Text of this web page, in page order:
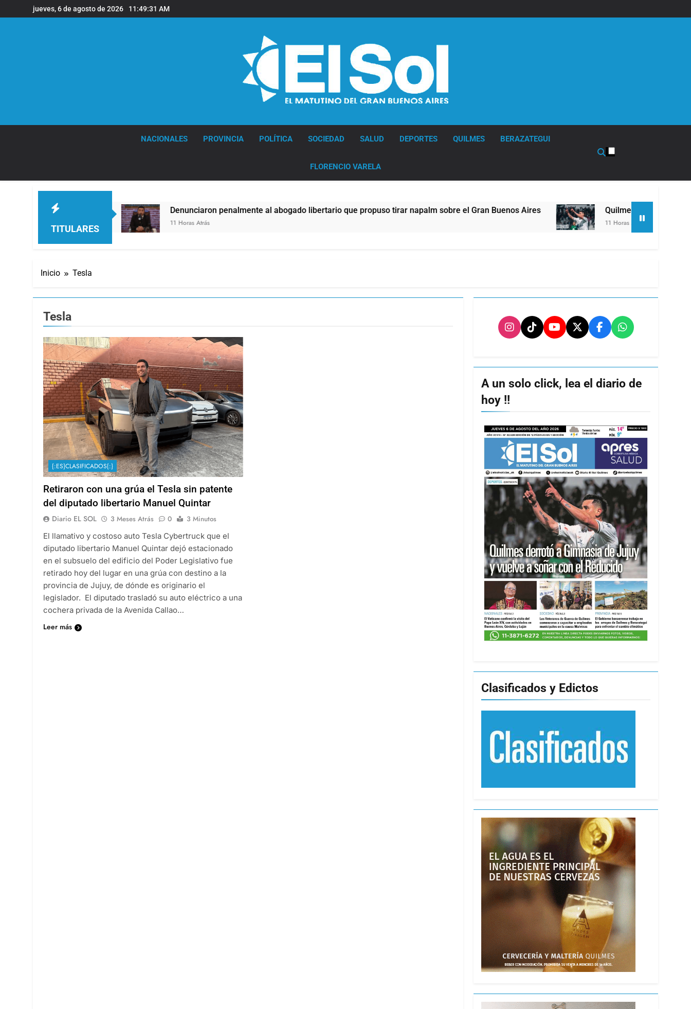
al
jueves, 6 de agosto de 2026 11:49:32 AM
NACIONALES PROVINCIA POLÍTICA SOCIEDAD SALUD DEPORTES QUILMES BERAZATEGUI
FLORENCIO VARELA
TITULARES
Denunciaron penalmente al abogado libertario que propuso tirar napalm sobre el Gran Buenos Aires
11 Horas Atrás
Quilmes derrotó 2-0 al líder
11 Horas Atrás
Inicio Tesla
Tesla
{:ES}CLASIFICADOS{:}
Retiraron con una grúa el Tesla sin patente
del diputado libertario Manuel Quintar
Diario EL SOL 3 Meses Atrás 0
3 Minutos
El llamativo y costoso auto Tesla Cybertruck que el
diputado libertario Manuel Quintar dejó estacionado
en el subsuelo del edificio del Poder Legislativo fue
retirado hoy del lugar en una grúa con destino a la
provincia de Jujuy, de dónde es originario el
legislador. El diputado trasladó su auto eléctrico a una
cochera privada de la Avenida Callao…
Leer más
A un solo click, lea el diario de
hoy !!
Clasificados y Edictos